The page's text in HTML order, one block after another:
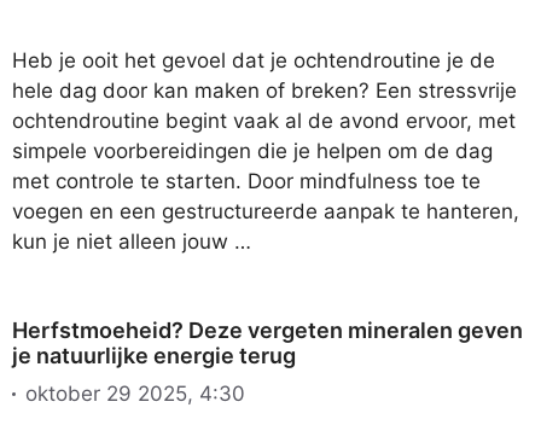
Heb je ooit het gevoel dat je ochtendroutine je de
hele dag door kan maken of breken? Een stressvrije
ochtendroutine begint vaak al de avond ervoor, met
simpele voorbereidingen die je helpen om de dag
met controle te starten. Door mindfulness toe te
voegen en een gestructureerde aanpak te hanteren,
kun je niet alleen jouw …
Herfstmoeheid? Deze vergeten mineralen geven
je natuurlijke energie terug
oktober 29 2025, 4:30